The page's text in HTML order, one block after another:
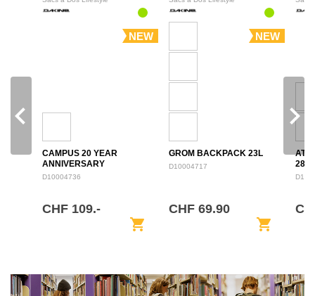
NEW
CAMPUS 20 YEAR
ANNIVERSARY
BACKPACK 28L
D10004736
CHF 109.-
shopping_cart
NEW
GROM BACKPACK 23L
D10004717
CHF 69.90
shopping_cart
28L
navigate_before navigate_next